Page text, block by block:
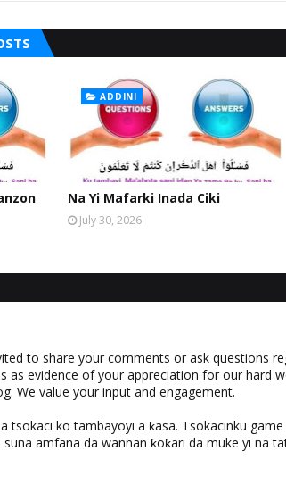
ADDINI
Na Yi Mafarki Inada Ciki
July 30, 2026
to share your comments or ask questions
as evidence of your appreciation for our hard
We value your input and engagement.
tsokaci ko tambayoyi a ƙasa. Tsokacinku
amfana da wannan ƙoƙari da muke yi na